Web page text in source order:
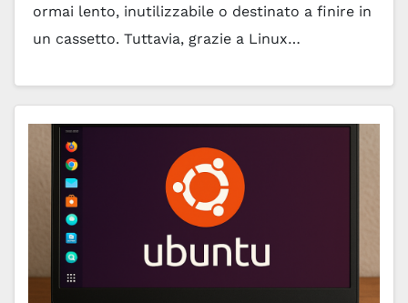
ormai lento, inutilizzabile o destinato a finire in
un cassetto. Tuttavia, grazie a Linux…